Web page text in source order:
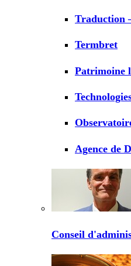
Traduction
Termbret
Patrimoine
Agence de
Conseil